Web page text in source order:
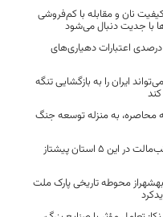
نان و مقابله با کم‌فروشی
با جدیت دنبال می‌شود
رشد ۱۰۰ درصدی اعتبارات دهیاری‌های
ایران را به بازگشایی تنگه
محاصره، به منزله توسعه جنگ
بیماری تب‌مالت در این ۵ استان پیشتاز
محوطه تاریخی پارک ملت